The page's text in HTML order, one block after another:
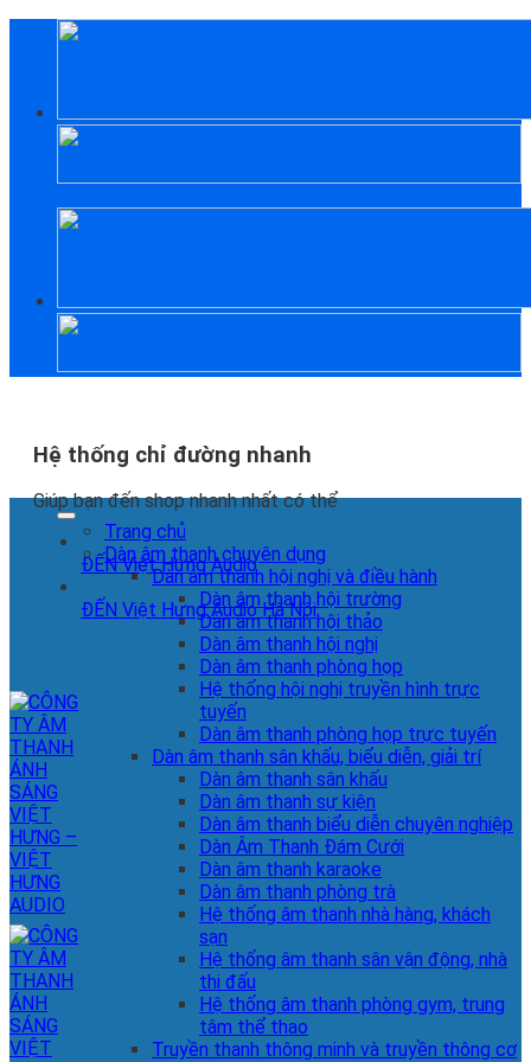
Hệ thống chỉ đường nhanh
Giúp bạn đến shop nhanh nhất có thể
ĐẾN Việt Hưng Audio
ĐẾN Việt Hưng Audio Hà Nội
Trang chủ
Dàn âm thanh chuyên dụng
Dàn âm thanh hội nghị và điều hành
Dàn âm thanh hội trường
Dàn âm thanh hội thảo
Dàn âm thanh hội nghị
Dàn âm thanh phòng họp
Hệ thống hội nghị truyền hình trực
tuyến
Dàn âm thanh phòng họp trực tuyến
Dàn âm thanh sân khấu, biểu diễn, giải trí
Dàn âm thanh sân khấu
Dàn âm thanh sự kiện
Dàn âm thanh biểu diễn chuyên nghiệp
Dàn Âm Thanh Đám Cưới
Dàn âm thanh karaoke
Dàn âm thanh phòng trà
Hệ thống âm thanh nhà hàng, khách
sạn
Hệ thống âm thanh sân vận động, nhà
thi đấu
Hệ thống âm thanh phòng gym, trung
tâm thể thao
Truyền thanh thông minh và truyền thông cơ